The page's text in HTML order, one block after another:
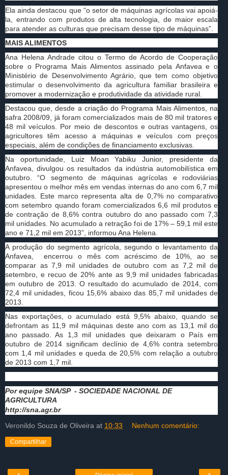
Ela ainda destacou que “o setor de máquinas agrícolas vai apoiá-
la, entrando com produtos de alta tecnologia, de maior escala
para atender as culturas que precisam desse tipo de máquinas”.
MAIS ALIMENTOS
Ana Helena Andrade citou o Termo de Acordo de Cooperação
sobre o Programa Mais Alimentos assinado pela Anfavea e o
Ministério de Desenvolvimento Agrário, que tem como objetivo
estimular o desenvolvimento da agricultura familiar brasileira e
promover a modernização e produtividade da atividade rural.
Destacou que, desde a criação do Programa Mais Alimentos, na
safra 2008/09, já foram comercializados mais de 80 mil tratores e
48 mil veículos. Por meio de descontos e outras vantagens, os
agricultores têm acesso a máquinas e veículos com preços
especiais, além de condições de financiamento exclusivas.
Na oportunidade, Luiz Moan Yabiku Junior, presidente da
Anfavea, divulgou os resultados da indústria automobilística em
outubro. “O segmento de máquinas agrícolas e rodoviárias
apresentou o melhor mês em vendas internas do ano com 6,7 mil
unidades. Este marco representa alta de 0,7% no comparativo
com setembro quando foram comercializados 6,6 mil produtos e
de contração de 8,6% contra outubro do ano passado com 7,3
mil unidades. No acumulado a retração foi de 17% – 59,1 mil este
ano e 71,2 mil em 2013”, informou Ana Helena.
A produção do segmento agrícola, segundo o levantamento da
Anfavea, encerrou o mês com acréscimo de 10%, ao se
comparar as 7,9 mil unidades de outubro com as 7,2 mil de
setembro, e recuo de 20% ante as 9,9 mil unidades fabricadas
em outubro de 2013. O resultado do acumulado de 2014, com
72,4 mil unidades, ficou 15,6% abaixo das 85,7 mil unidades de
2013.
Nas exportações, o acumulado está 9,5% abaixo, quando se
defrontam as 11,9 mil máquinas deste ano com as 13,1 mil do
ano passado. As 1,3 mil unidades que deixaram o País em
outubro de 2014 significam declínio de 4,6% contra setembro
com 1,4 mil unidades e queda de 20,5% com relação a outubro
de 2013 com 1,7 mil.
Por equipe SNA/SP - SOCIEDADE NACIONAL DE
AGRICULTURA
http://sna.agr.br
Veronildo Souza de Oliveira at 10:33 Nenhum comentário:
Compartilhar